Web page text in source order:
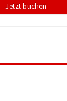
Jetzt buchen